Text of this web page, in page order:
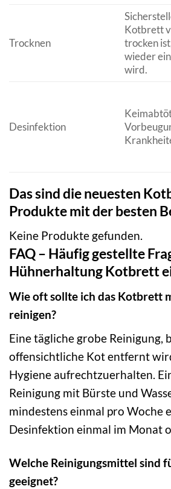
Trocknen
Kotbrett
trocken
wieder
wird.
Desinfektion
Das sind die neuesten
Produkte mit der besten
Keine Produkte gefunden.
FAQ – Häufig gestellte
Hühnerhaltung Kotbrett
Wie oft sollte ich das Kotbrett
reinigen?
Eine tägliche grobe Reinigung,
offensichtliche Kot entfernt
Hygiene aufrechtzuerhalten.
Reinigung mit Bürste und
mindestens einmal pro Woche
Desinfektion einmal im Monat
Welche Reinigungsmittel sind
geeignet?